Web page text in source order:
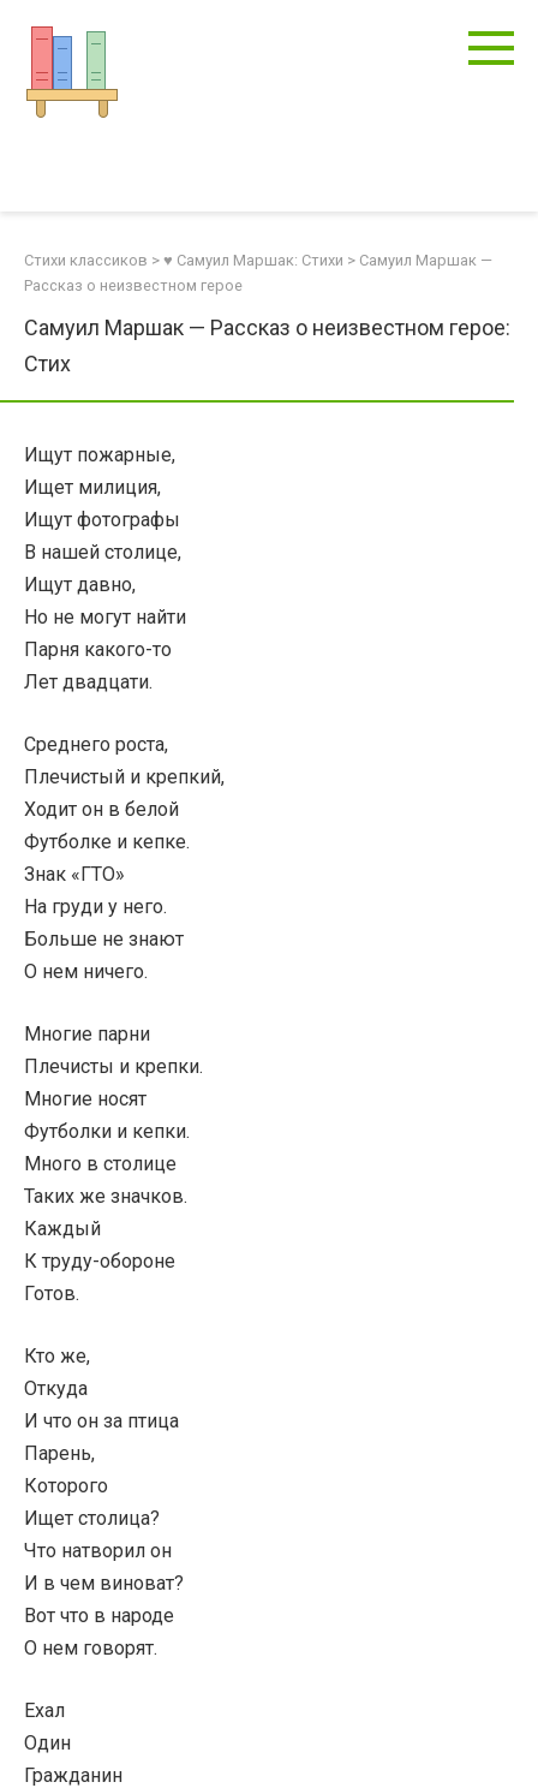
контенту
Стихи классиков > ♥ Самуил Маршак: Стихи > Самуил Маршак —
Рассказ о неизвестном герое
Самуил Маршак — Рассказ о неизвестном герое:
Стих
Ищут пожарные,
Ищет милиция,
Ищут фотографы
В нашей столице,
Ищут давно,
Но не могут найти
Парня какого-то
Лет двадцати.
Среднего роста,
Плечистый и крепкий,
Ходит он в белой
Футболке и кепке.
Знак «ГТО»
На груди у него.
Больше не знают
О нем ничего.
Многие парни
Плечисты и крепки.
Многие носят
Футболки и кепки.
Много в столице
Таких же значков.
Каждый
К труду-обороне
Готов.
Кто же,
Откуда
И что он за птица
Парень,
Которого
Ищет столица?
Что натворил он
И в чем виноват?
Вот что в народе
О нем говорят.
Ехал
Один
Гражданин